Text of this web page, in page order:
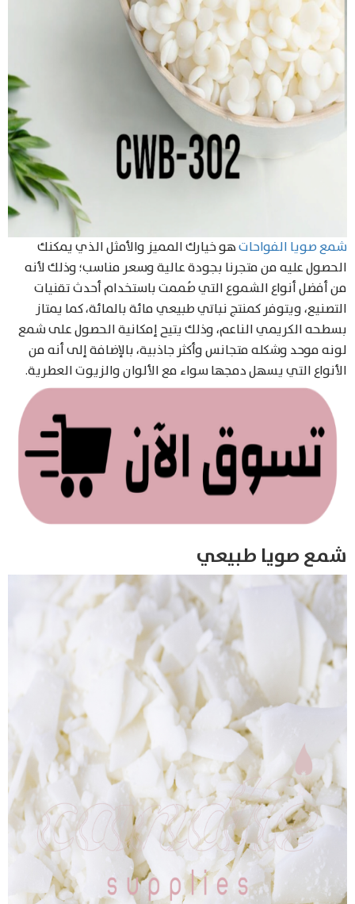
شمع صويا الفواحاتهو خيارك المميز والأمثل الذي يمكنك
الحصول عليه من متجرنا بجودة عالية وسعر مناسب؛ وذلك لأنه
من أفضل أنواع الشموع التي صُممت باستخدام أحدث تقنيات
التصنيع، ويتوفر كمنتج نباتي طبيعي مائة بالمائة، كما يمتاز
بسطحه الكريمي الناعم، وذلك يتيح إمكانية الحصول على شمع
لونه موحد وشكله متجانس وأكثر جاذبية، بالإضافة إلى أنه من
الأنواع التي يسهل دمجها سواء مع الألوان والزيوت العطرية.
شمع صويا طبيعي